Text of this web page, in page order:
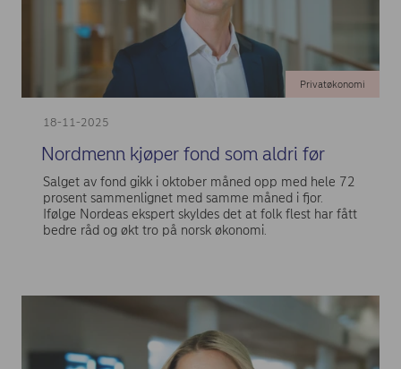
18-11-2025
Privatøkonomi
Nordmenn kjøper fond som aldri før
Salget av fond gikk i oktober måned opp med hele 72
prosent sammenlignet med samme måned i fjor.
Ifølge Nordeas ekspert skyldes det at folk flest har fått
bedre råd og økt tro på norsk økonomi.